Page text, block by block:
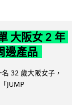
大阪女 2 年
邊產品
32 歲大阪女子，
JUMP